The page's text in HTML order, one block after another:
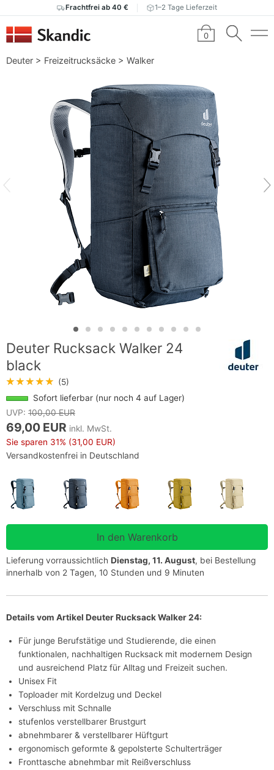
Frachtfrei ab 40 € 1–2 Tage Lieferzeit
0
Deuter > Freizeitrucksäcke > Walker
Deuter Rucksack Walker 24
black
★★★★★ (5)
Sofort lieferbar (nur noch 4 auf Lager)
UVP: 100,00 EUR
69,00 EUR inkl. MwSt.
Sie sparen 31% (31,00 EUR)
Versandkostenfrei in Deutschland
Lieferung vorraussichtlich Dienstag, 11. August, bei Bestellung
innerhalb von 2 Tagen, 10 Stunden und 9 Minuten
Details vom Artikel Deuter Rucksack Walker 24:
Für junge Berufstätige und Studierende, die einen
funktionalen, nachhaltigen Rucksack mit modernem Design
und ausreichend Platz für Alltag und Freizeit suchen.
Unisex Fit
Toploader mit Kordelzug und Deckel
Verschluss mit Schnalle
stufenlos verstellbarer Brustgurt
abnehmbarer & verstellbarer Hüftgurt
ergonomisch geformte & gepolsterte Schulterträger
Fronttasche abnehmbar mit Reißverschluss